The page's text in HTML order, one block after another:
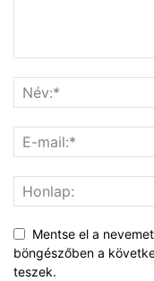
Mentse el a
böngészőben a
teszek.